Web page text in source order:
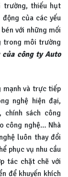
trường, thiếu hụt
của các yếu
với những mối
trong môi trường
của công ty Auto
mạnh và trực tiếp
nghệ hiện đại,
chính sách công
công nghệ… Nhà
luôn thay đổi
phục vụ nhu cầu
tác chặt chẽ với
để khuyến khích